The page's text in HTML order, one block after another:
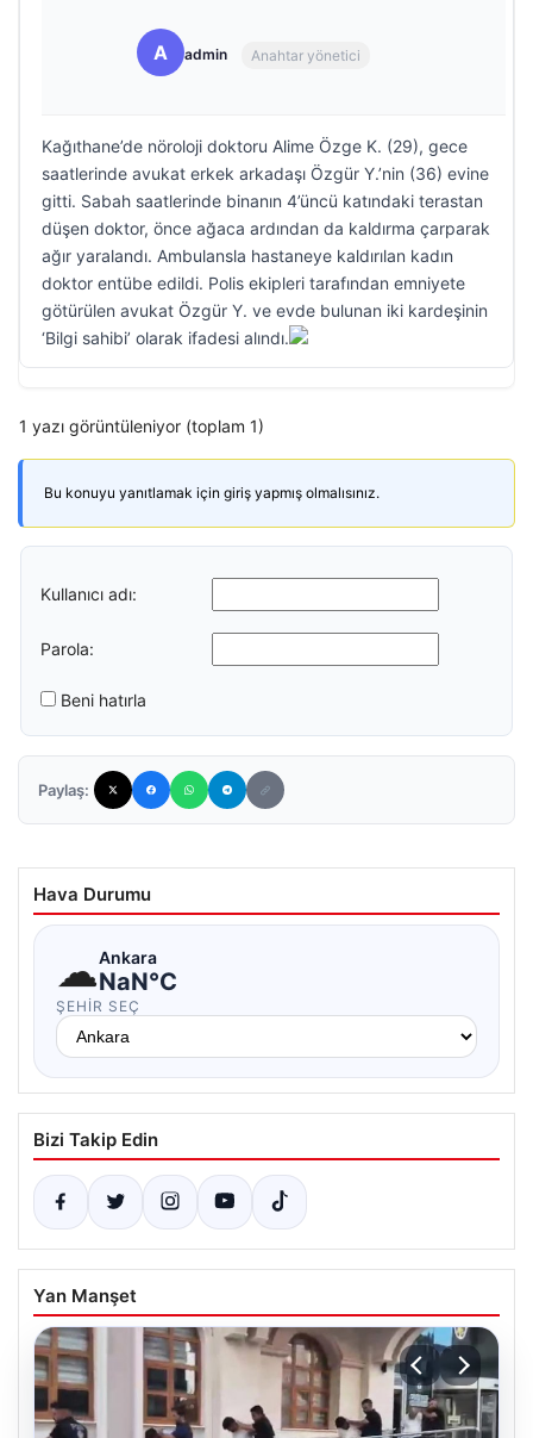
A admin Anahtar yönetici
Kağıthane’de nöroloji doktoru Alime Özge K. (29), gece
saatlerinde avukat erkek arkadaşı Özgür Y.’nin (36) evine
gitti. Sabah saatlerinde binanın 4’üncü katındaki terastan
düşen doktor, önce ağaca ardından da kaldırma çarparak
ağır yaralandı. Ambulansla hastaneye kaldırılan kadın
doktor entübe edildi. Polis ekipleri tarafından emniyete
götürülen avukat Özgür Y. ve evde bulunan iki kardeşinin
‘Bilgi sahibi’ olarak ifadesi alındı.
1 yazı görüntüleniyor (toplam 1)
Bu konuyu yanıtlamak için giriş yapmış olmalısınız.
Kullanıcı adı:
Parola:
Beni hatırla
Paylaş:
Hava Durumu
☁Ankara
NaN°C
ŞEHIR SEÇ
Bizi Takip Edin
Yan Manşet